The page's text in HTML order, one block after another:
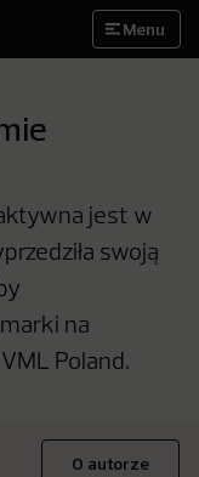
Menu
jest w
swoją
na
Poland.
O autorze